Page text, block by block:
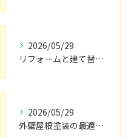
2026/05/29
リフォームと建て替えの費用と注意点完全解説
2026/05/29
外壁屋根塗装の最適メンテナンス時期